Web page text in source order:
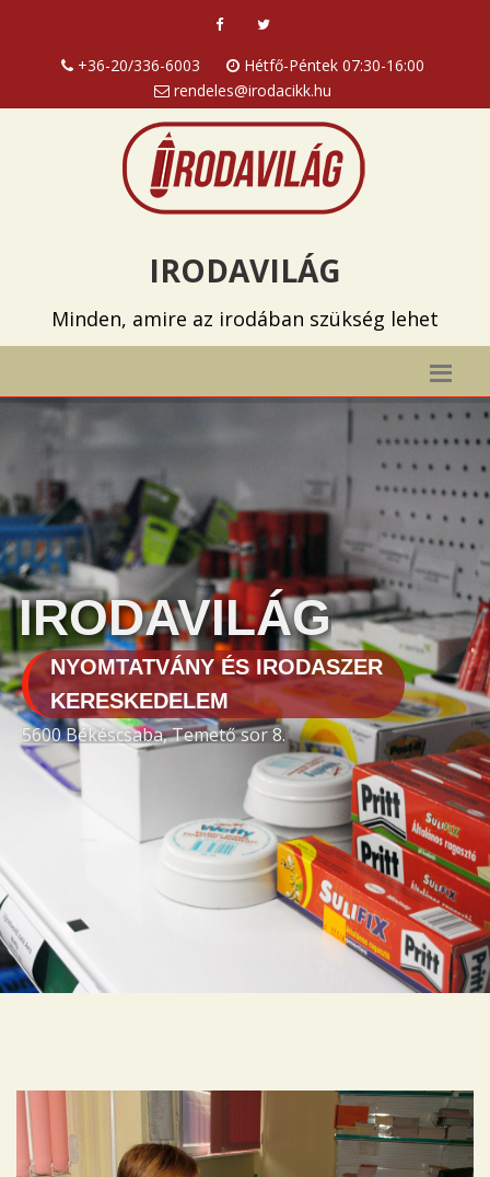
+36-20/336-6003
Hétfő-Péntek 07:30-16:00
rendeles@irodacikk.hu
IRODAVILÁG
Minden, amire az irodában szükség lehet
IRODAVILÁG
NYOMTATVÁNY ÉS IRODASZER
KERESKEDELEM
5600 Békéscsaba, Temető sor 8.